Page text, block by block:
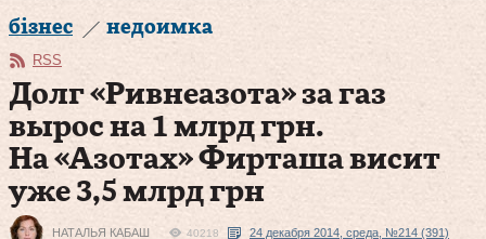
бізнес недоимка
RSS
Долг «Ривнеазота» за газ
вырос на 1 млрд грн.
На «Азотах» Фирташа висит
уже 3,5 млрд грн
НАТАЛЬЯ КАБАШ 40218 24 декабря 2014, среда, №214 (391)